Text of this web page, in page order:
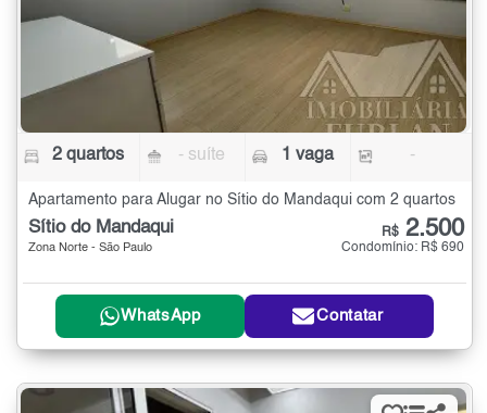
2 quartos - suíte 1 vaga -
Apartamento para Alugar no Sítio do Mandaqui com 2 quartos
Sítio do Mandaqui
Zona Norte - São Paulo
R$ 2.500
Condomínio: R$ 690
WhatsApp Contatar